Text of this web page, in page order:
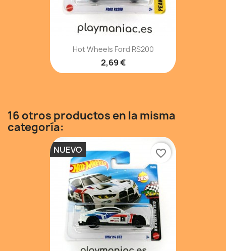
Hot Wheels Ford RS200
2,69 €
16 otros productos en la misma
categoría:
NUEVO favorite_border